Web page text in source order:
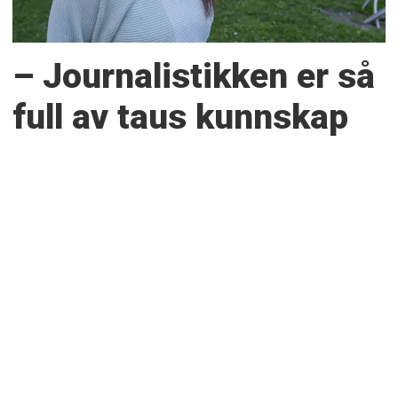
– Journalistikken er så
full av taus kunnskap